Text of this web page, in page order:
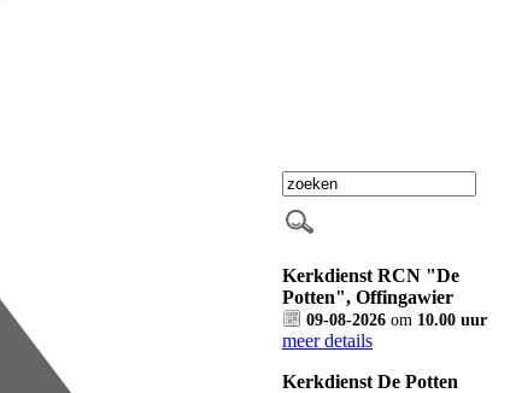
Kerkdienst RCN "De
Potten", Offingawier
09-08-2026 om 10.00 uur
meer details
Kerkdienst De Potten